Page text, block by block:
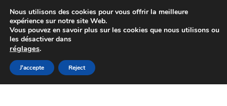
Colissimo livraison à partir de 7 EUR
Du lundi au vendredi de 9 h à 16 h
Aller
à
Aller
au
Nous utilisons des cookies pour vous offrir la meilleure
expérience sur notre site Web.
Vous pouvez en savoir plus sur les cookies que nous utilisons ou
les désactiver dans
réglages.
J'accepte Reject